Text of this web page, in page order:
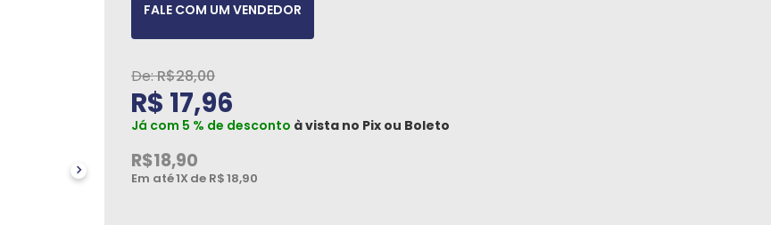
FALE COM UM VENDEDOR
R$28,00
R$ 17,96
Já com 5 % de desconto à vista no Pix ou Boleto
R$18,90
Em até1X de R$18,90